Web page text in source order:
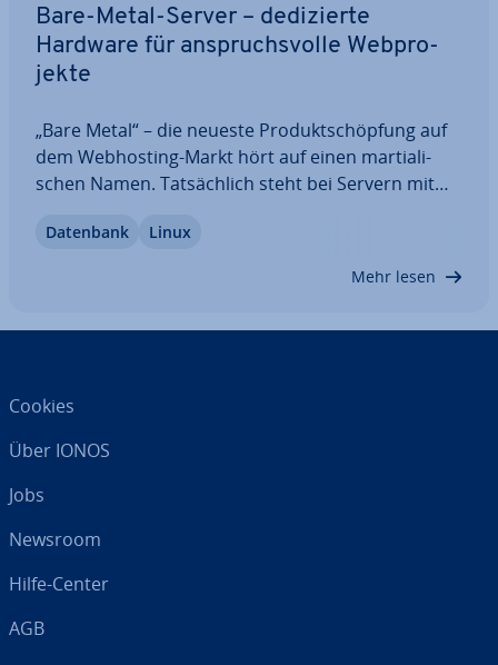
Bare-Metal-Server – de­di­zier­te
Hardware für an­spruchs­vol­le Web­pro­
jek­te
„Bare Metal“ – die neueste Pro­dukt­schöp­fung auf
dem Web­hos­ting-Markt hört auf einen mar­tia­li­
schen Namen. Tat­säch­lich steht bei Servern mit
Fokus. Bei einem Bare-Metal-Server reicht der
Datenbank Linux
Mehr lesen
Cookies
Über IONOS
Jobs
Newsroom
Hilfe-Center
AGB